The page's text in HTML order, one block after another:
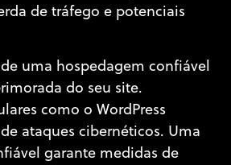
de tráfego e potenciais
uma hospedagem confiável
do seu site.
como o WordPress
ataques cibernéticos. Uma
garante medidas de